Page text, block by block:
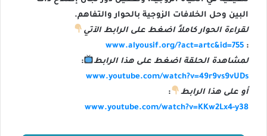
البين وحل الخلافات الزوجية بالحوار والتفاهم.
لقراءة الحوار كاملاً اضغط على الرابط الآتي
:
www.alyousif.org/?act=artc&id=755
لمشاهدة الحلقة اضغط على هذا الرابط
:
www.youtube.com/watch?v=49r9vs9vUDs
أو على هذا الرابط
:
www.youtube.com/watch?v=KKw2Lx4-y38